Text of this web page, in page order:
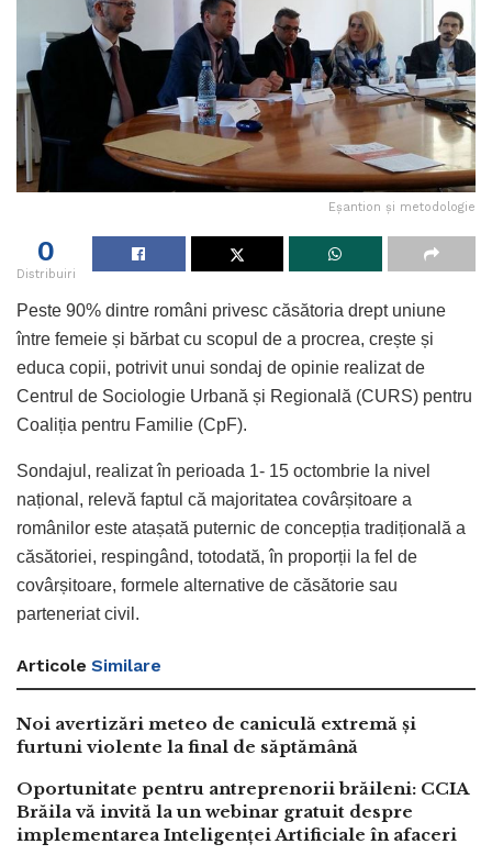
Eșantion și metodologie
0
Distribuiri
Peste 90% dintre români privesc căsătoria drept uniune
între femeie și bărbat cu scopul de a procrea, crește și
educa copii, potrivit unui sondaj de opinie realizat de
Centrul de Sociologie Urbană și Regională (CURS) pentru
Coaliția pentru Familie (CpF).
Sondajul, realizat în perioada 1- 15 octombrie la nivel
național, relevă faptul că majoritatea covârșitoare a
românilor este atașată puternic de concepția tradițională a
căsătoriei, respingând, totodată, în proporții la fel de
covârșitoare, formele alternative de căsătorie sau
parteneriat civil.
Articole Similare
Noi avertizări meteo de caniculă extremă și
furtuni violente la final de săptămână
Oportunitate pentru antreprenorii brăileni: CCIA
Brăila vă invită la un webinar gratuit despre
implementarea Inteligenței Artificiale în afaceri